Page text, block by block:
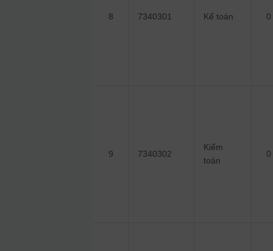
8 7340301 Kế toán 0
9 7340302
Kiểm
toán
0